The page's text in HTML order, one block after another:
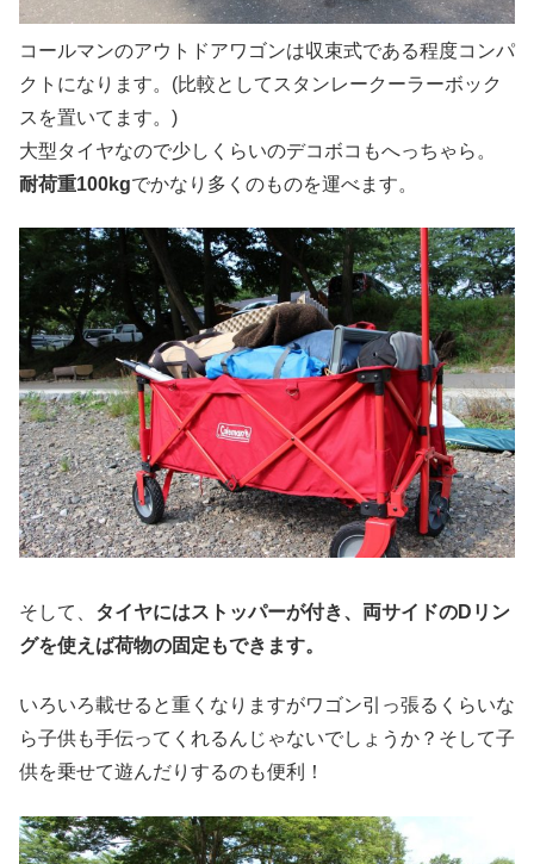
コールマンのアウトドアワゴンは収束式である程度コンパ
クトになります。(比較としてスタンレークーラーボック
スを置いてます。)
大型タイヤなので少しくらいのデコボコもへっちゃら。
耐荷重100kgでかなり多くのものを運べます。
そして、 タイヤにはストッパーが付き、両サイドのDリン
グを使えば荷物の固定もできます。
いろいろ載せると重くなりますがワゴン引っ張るくらいな
ら子供も手伝ってくれるんじゃないでしょうか？そして子
供を乗せて遊んだりするのも便利！